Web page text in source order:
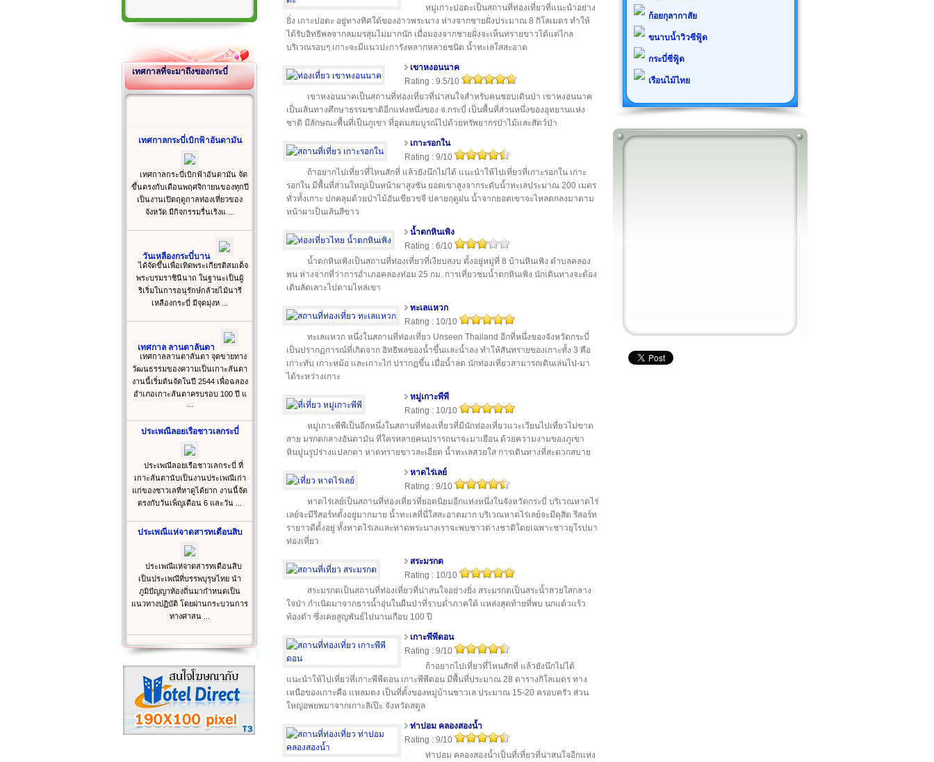
เทศกาลที่จะมาถึงของกระบี่
เทศกาลกระบี่เบิกฟ้าอันดามัน
เทศกาลกระบี่เบิกฟ้าอันดามัน จัด
ขึ้นตรงกับเดือนพฤศจิกายนของทุกปี
เป็นงานเปิดฤดูกาลท่องเที่ยวของ
จังหวัด มีกิจกรรมรื่นเริงแ ...
วันเหลืองกระบี่บาน
ได้จัดขึ้นเพื่อเทิดพระเกียรติสมเด็จ
พระบรมราชินีนาถ ในฐานะเป็นผู้
ริเริ่มในการอนุรักษ์กล้วยไม้นารี
เหลืองกระบี่ มีจุดมุ่งห ...
เทศกาล ลานตาลันตา
เทศกาลลานตาลันตา จุดขายทาง
วัฒนธรรมของความเป็นเกาะลันตา
งานนี้เริ่มต้นจัดในปี 2544 เพื่อฉลอง
อำเภอเกาะลันตาครบรอบ 100 ปี แ
ประเพณีลอยเรือชาวเลกระบี่
ประเพณีลอยเรือชาวเลกระบี่ ที่
เกาะลันตานับเป็นงานประเพณีเก่า
แก่ของชาวเลที่หาดูได้ยาก งานนี้จัด
ตรงกับวันเพ็ญเดือน 6 และวัน ...
ประเพณีแห่จาดสารทเดือนสิบ
ประเพณีแห่จาดสารทเดือนสิบ
เป็นประเพณีที่บรรพบุรุษไทย นำ
ภูมิปัญญาท้องถิ่นมากำหนดเป็น
แนวทางปฏิบัติ โดยผ่านกระบวนการ
ทางศาสน ...
หมู่เกาะปอดะเป็นสถานที่ท่องเที่ยวที่แนะนำอย่าง
ยิ่ง เกาะปอดะ อยู่ทางทิศใต้ของอ่าวพระนาง ห่างจากชายฝั่งประมาณ 8 กิโลเมตร ทำให้
ได้รับอิทธิพลจากลมมรสุมไม่มากนัก เมื่อมองจากชายฝั่งจะเห็นทรายขาวได้แต่ไกล
บริเวณรอบๆ เกาะจะมีแนวปะการังหลากหลายชนิด น้ำทะเลใสสะอาด
เขาหงอนนาค
Rating : 9.5/10
เขาหงอนนาคเป็นสถานที่ท่องเที่ยวที่น่าสนใจสำหรับคนชอบเดินป่า เขาหงอนนาค
เป็นเส้นทางศึกษาธรรมชาติอีกแห่งหนึ่งของ จ.กระบี่ เป็นพื้นที่ส่วนหนึ่งของอุทยานแห่ง
ชาติ มีลักษณะพื้นที่เป็นภูเขา ที่อุดมสมบูรณ์ไปด้วยทรัพยากรป่าไม้และสัตว์ป่า
เกาะรอกใน
Rating : 9/10
ถ้าอยากไปเที่ยวที่ไหนสักที่ แล้วยังนึกไม่ได้ แนะนำให้ไปเที่ยวที่เกาะรอกใน เกาะ
รอกใน มีพื้นที่ส่วนใหญ่เป็นหน้าผาสูงชัน ยอดเขาสูงจากระดับน้ำทะเลประมาณ 200 เมตร
ทั่วทั้งเกาะ ปกคลุมด้วยป่าไม้อันเขียวขจี ปลายฤดูฝน น้ำจากยอดเขาจะไหลตกลงมาตาม
หน้าผาเป็นเส้นสีขาว
น้ำตกหินเพิง
Rating : 6/10
น้ำตกหินเพิงเป็นสถานที่ท่องเที่ยวที่เงียบสงบ ตั้งอยู่หมู่ที่ 8 บ้านหินเพิง ตำบลคลอง
พน ห่างจากที่ว่าการอำเภอคลองท่อม 25 กม. การเที่ยวชมน้ำตกหินเพิง นักเดินทางจะต้อง
เดินลัดเลาะไปตามไหล่เขา
ทะเลแหวก
Rating : 10/10
ทะเลแหวก หนึ่งในสถานที่ท่องเที่ยว Unseen Thailand อีกที่หนึ่งของจังหวัดกระบี่
เป็นปรากฏการณ์ที่เกิดจาก อิทธิพลของน้ำขึ้นและน้ำลง ทำให้สันทรายของเกาะทั้ง 3 คือ
เกาะทับ เกาะหม้อ และเกาะไก่ ปรากฏขึ้น เมื่อน้ำลด นักท่องเที่ยวสามารถเดินเล่นไป-มา
ได้ระหว่างเกาะ
หมู่เกาะพีพี
Rating : 10/10
หมู่เกาะพีพีเป็นอีกหนึ่งในสถานที่ท่องเที่ยวที่มีนักท่องเที่ยวแวะเวียนไปเที่ยวไม่ขาด
สาย มรกตกลางอันดามัน ที่ใครหลายคนปรารถนาจะมาเยือน ด้วยความงามของภูเขา
หินปูนรูปร่างแปลกตา หาดทรายขาวละเอียด น้ำทะเลสวยใส การเดินทางที่สะดวกสบาย
หาดไร่เลย์
Rating : 9/10
หาดไร่เลย์เป็นสถานที่ท่องเที่ยวที่ยอดนิยมอีกแห่งหนึ่งในจังหวัดกระบี่ บริเวณหาดไร่
เลย์จะมีรีสอร์ทตั้งอยู่มากมาย น้ำทะเลที่นี่ใสสะอาดมาก บริเวณหาดไร่เลย์จะมีดุสิต รีสอร์ท
รายาวดีตั้งอยู่ ทั้งหาดไร่เลและหาดพระนางเราจะพบชาวต่างชาติโดยเฉพาะชาวยุโรปมา
ท่องเที่ยว
สระมรกต
Rating : 10/10
สระมรกตเป็นสถานที่ท่องเที่ยวที่น่าสนใจอย่างยิ่ง สระมรกตเป็นสระน้ำสวยใสกลาง
ใจป่า กำเนิดมาจากธารน้ำอุ่นในผืนป่าที่ราบต่ำภาคใต้ แหล่งสุดท้ายที่พบ นกแต้วแร้ว
ท้องดำ ซึ่งเคยสูญพันธ์ไปนานเกือบ 100 ปี
เกาะพีพีดอน
Rating : 9/10
ถ้าอยากไปเที่ยวที่ไหนสักที่ แล้วยังนึกไม่ได้
แนะนำให้ไปเที่ยวที่เกาะพีพีดอน เกาะพีพีดอน มีพื้นที่ประมาณ 28 ตารางกิโลเมตร ทาง
เหนือของเกาะคือ แหลมตง เป็นที่ตั้งของหมู่บ้านชาวเล ประมาณ 15-20 ครอบครัว ส่วน
ใหญ่อพยพมาจากเกาะลิเป๊ะ จังหวัดสตูล
ท่าปอม คลองสองน้ำ
Rating : 9/10
ท่าปอม คลองสองน้ำเป็นที่เที่ยวที่น่าสนใจอีกแห่ง
ก้อยกุลากาสัย
ขนาบน้ำวิวซีฟู้ด
กระบี่ซีฟู้ด
เรือนไม้ไทย